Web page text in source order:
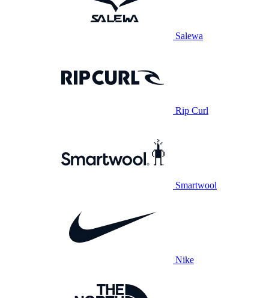
Salewa
Rip Curl
Smartwool
Nike